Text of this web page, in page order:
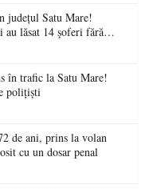
județul Satu Mare!
au lăsat 14 șoferi fără
în trafic la Satu Mare!
polițiști
de ani, prins la volan
cu un dosar penal